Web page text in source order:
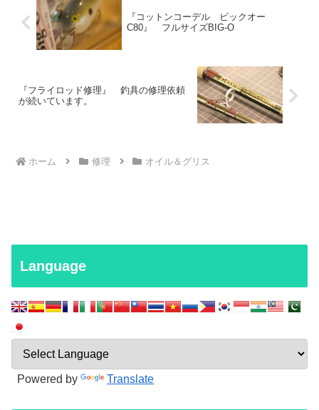
『コットンコーデル ビックオー
C80』 フルサイズBIG-O
『フライロッド修理』 釣具の修理依頼
が続いています。
ホーム 修理 オイル＆グリス
Language
Powered by Translate